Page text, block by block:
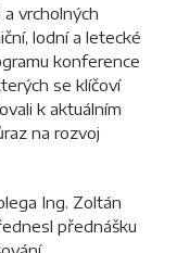
vrcholných
lodní a letecké
konference
se klíčoví
k aktuálním
na rozvoj
Ing. Zoltán
přednášku